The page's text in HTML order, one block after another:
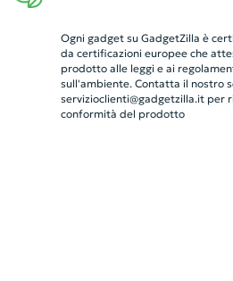
Ogni gadget su GadgetZilla è
da certificazioni europee che
prodotto alle leggi e ai
sull'ambiente. Contatta il nostro
servizioclienti@gadgetzilla.itper
conformità del prodotto